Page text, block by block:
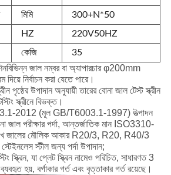
মিমি
300+N*50
HZ
220V50HZ
কেজি 35
বিভিন্ন জাল নম্বর বা অ্যাপারচার φ200mm
দিয়ে নির্বাচন করা যেতে পারে।
পৃষ্ঠের উপাদান অনুযায়ী তারের বোনা জাল টেস্ট স্ক্রীন
স্ক্রীনে বিভক্ত।
2012 (মূল GB/T6003.1-1997) উত্পাদন
জাল পরীক্ষার পর্দা, আন্তর্জাতিক মান ISO3310-
জালের মৌলিক আকার R20/3, R20, R40/3
স্টীল জন্য পর্দা উপাদান;
স্ক্রিন, যা প্লেট স্ক্রিন নামেও পরিচিত, সাধারণত 3
হয়, বর্গাকার গর্ত এবং বৃত্তাকার গর্ত রয়েছে।